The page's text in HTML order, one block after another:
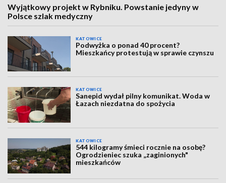
Wyjątkowy projekt w Rybniku. Powstanie jedyny w
Polsce szlak medyczny
KATOWICE
Podwyżka o ponad 40 procent?
Mieszkańcy protestują w sprawie czynszu
KATOWICE
Sanepid wydał pilny komunikat. Woda w
Łazach niezdatna do spożycia
KATOWICE
544 kilogramy śmieci rocznie na osobę?
Ogrodzieniec szuka „zaginionych"
mieszkańców